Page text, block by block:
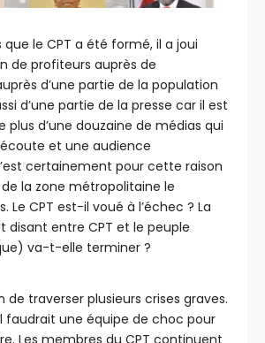
que le CPT a été formé, il a joui
de profiteurs auprès de
d’une partie de la population
d’une partie de la presse car il est
plus d’une douzaine de médias qui
et une audience
certainement pour cette raison
la zone métropolitaine le
Le CPT est-il voué à l’échec ? La
disant entre CPT et le peuple
va-t-elle terminer ?
de traverser plusieurs crises graves.
faudrait une équipe de choc pour